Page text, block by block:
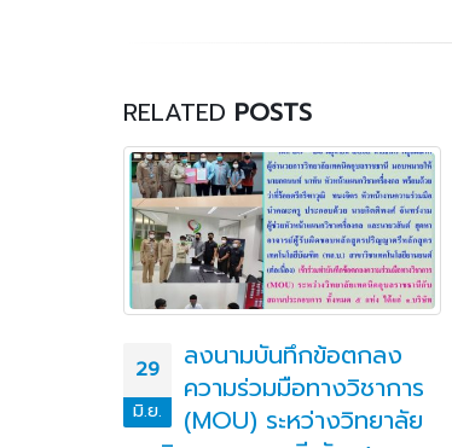
RELATED POSTS
29
มิ.ย.
ลงนามบันทึกข้อตกลง
ความร่วมมือทางวิชาการ
(MOU) ระหว่างวิทยาลัย